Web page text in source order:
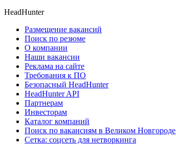
HeadHunter
Размещение вакансий
Поиск по резюме
О компании
Наши вакансии
Реклама на сайте
Требования к ПО
Безопасный HeadHunter
HeadHunter API
Партнерам
Инвесторам
Каталог компаний
Поиск по вакансиям в Великом Новгороде
Сетка: соцсеть для нетворкинга